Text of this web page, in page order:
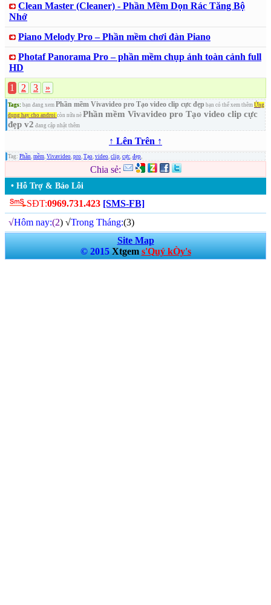
Clean Master (Cleaner) - Phần Mềm Dọn Rác Tăng Bộ
Nhớ
Piano Melody Pro – Phần mềm chơi đàn Piano
Photaf Panorama Pro – phần mềm chụp ảnh toàn cảnh full
HD
1
2 3 »
Tags: bạn đang xem Phần mềm Vivavideo pro Tạo video clip cực đẹp bạn có thể xem thêm Ứng
dụng hay cho androi còn nữa nè Phần mềm Vivavideo pro Tạo video clip cực
đẹp v2 đang cập nhật thêm
↑ Lên Trên ↑
Tag: Phần, mềm, Vivavideo, pro, Tạo, video, clip, cực, đẹp,
Chia sẻ:
• Hỗ Trợ & Báo Lỗi
SĐT:0969.731.423 [SMS-FB]
√Hôm nay:(2) √Trong Tháng:(3)
Site Map
© 2015Xtgems'Quý kÒy's